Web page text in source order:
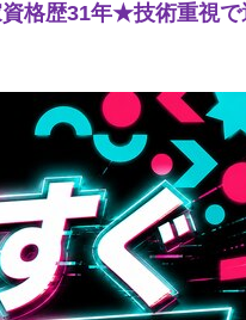
格歴31年★技術重視